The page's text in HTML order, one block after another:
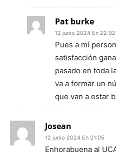
Pat burke
12 junio 2024 En 22:02
Pues a mí
satisfacción
pasado en toda
va a formar un
que van a estar
Josean
12 junio 2024 En 21:05
Enhorabuena al